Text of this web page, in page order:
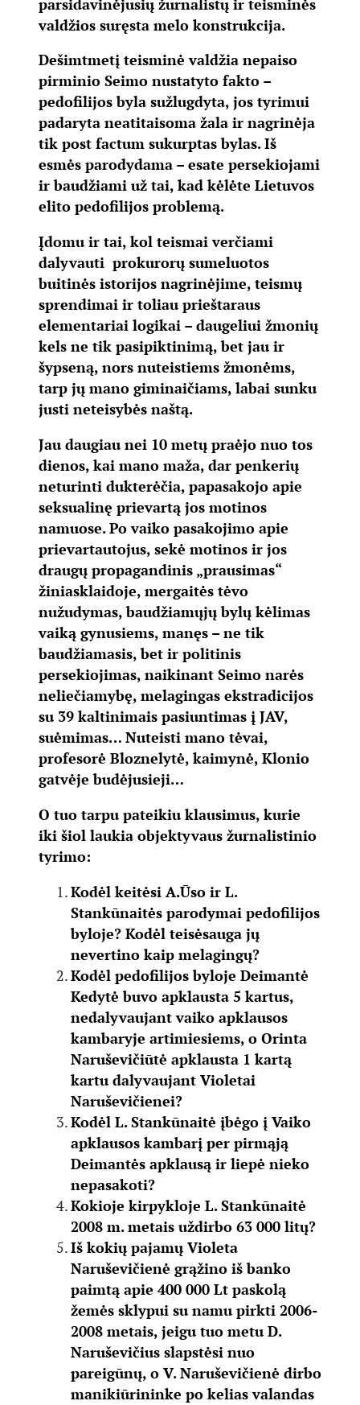
parsidavinėjusių žurnalistų ir teisminės
valdžios suręsta melo konstrukcija.
Dešimtmetį teisminė valdžia nepaiso
pirminio Seimo nustatyto fakto –
pedofilijos byla sužlugdyta, jos tyrimui
padaryta neatitaisoma žala ir nagrinėja
tik post factum sukurptas bylas. Iš
esmės parodydama – esate persekiojami
ir baudžiami už tai, kad kėlėte Lietuvos
elito pedofilijos problemą.
Įdomu ir tai, kol teismai verčiami
dalyvauti prokurorų sumeluotos
buitinės istorijos nagrinėjime, teismų
sprendimai ir toliau prieštaraus
elementariai logikai – daugeliui žmonių
kels ne tik pasipiktinimą, bet jau ir
šypseną, nors nuteistiems žmonėms,
tarp jų mano giminaičiams, labai sunku
justi neteisybės naštą.
Jau daugiau nei 10 metų praėjo nuo tos
dienos, kai mano maža, dar penkerių
neturinti dukterėčia, papasakojo apie
seksualinę prievartą jos motinos
namuose. Po vaiko pasakojimo apie
prievartautojus, sekė motinos ir jos
draugų propagandinis „prausimas“
žiniasklaidoje, mergaitės tėvo
nužudymas, baudžiamųjų bylų kėlimas
vaiką gynusiems, manęs – ne tik
baudžiamasis, bet ir politinis
persekiojimas, naikinant Seimo narės
neliečiamybę, melagingas ekstradicijos
su 39 kaltinimais pasiuntimas į JAV,
suėmimas… Nuteisti mano tėvai,
profesorė Bloznelytė, kaimynė, Klonio
gatvėje budėjusieji…
O tuo tarpu pateikiu klausimus, kurie
iki šiol laukia objektyvaus žurnalistinio
tyrimo:
Kodėl keitėsi A.Ūso ir L.
Stankūnaitės parodymai pedofilijos
byloje? Kodėl teisėsauga jų
nevertino kaip melagingų?
Kodėl pedofilijos byloje Deimantė
Kedytė buvo apklausta 5 kartus,
nedalyvaujant vaiko apklausos
kambaryje artimiesiems, o Orinta
Naruševičiūtė apklausta 1 kartą
kartu dalyvaujant Violetai
Naruševičienei?
Kodėl L. Stankūnaitė įbėgo į Vaiko
apklausos kambarį per pirmąją
Deimantės apklausą ir liepė nieko
nepasakoti?
Kokioje kirpykloje L. Stankūnaitė
2008 m. metais uždirbo 63 000 litų?
Iš kokių pajamų Violeta
Naruševičienė grąžino iš banko
paimtą apie 400 000 Lt paskolą
žemės sklypui su namu pirkti 2006-
2008 metais, jeigu tuo metu D.
Naruševičius slapstėsi nuo
pareigūnų, o V. Naruševičienė dirbo
manikiūrininke po kelias valandas